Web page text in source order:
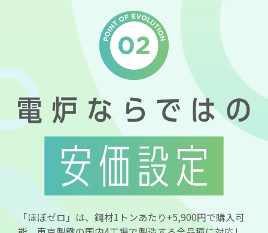
「ほぼゼロ」は、鋼材1トンあたり+5,900円で購入可